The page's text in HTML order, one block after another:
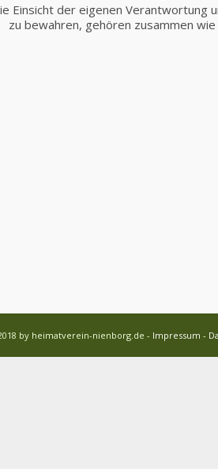
Einsicht der eigenen Verantwortung
zu bewahren, gehören zusammen
by heimatverein-nienborg.de - Impressum -